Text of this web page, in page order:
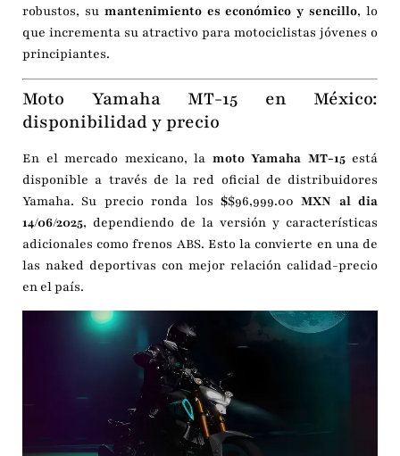
robustos, su mantenimiento es económico y sencillo, lo
que incrementa su atractivo para motociclistas jóvenes o
principiantes.
Moto Yamaha MT-15 en México:
disponibilidad y precio
En el mercado mexicano, la moto Yamaha MT-15está
disponible a través de la red oficial de distribuidores
Yamaha. Su precio ronda los $$96,999.00MXN al dia
14/06/2025, dependiendo de la versión y características
adicionales como frenos ABS. Esto la convierte en una de
las naked deportivas con mejor relación calidad-precio
en el país.